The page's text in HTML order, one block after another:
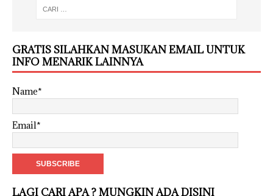
GRATIS SILAHKAN MASUKAN EMAIL UNTUK
INFO MENARIK LAINNYA
Name*
Email*
LAGI CARI APA ? MUNGKIN ADA DISINI